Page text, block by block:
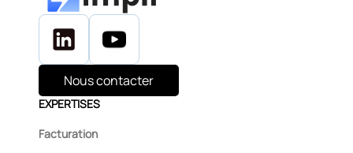
Nous contacter
EXPERTISES
Facturation